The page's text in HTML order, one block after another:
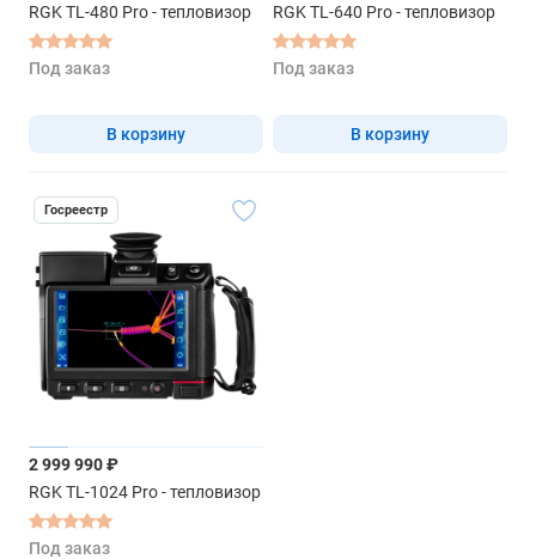
RGK TL-480 Pro - тепловизор
Под заказ
В корзину
RGK TL-640 Pro - тепловизор
Под заказ
В корзину
Госреестр
2 999 990 ₽
RGK TL-1024 Pro - тепловизор
Под заказ